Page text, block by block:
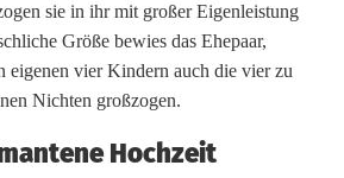
sie in ihr mit großer Eigenleistung
Größe bewies das Ehepaar,
eigenen vier Kindern auch die vier zu
Nichten großzogen.
Hochzeit